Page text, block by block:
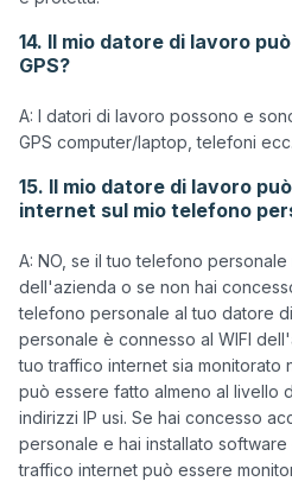
14. Il mio datore di lavoro
GPS?
A: I datori di lavoro possono e
15. Il mio datore di lavoro
internet sul mio telefono
A: NO, se il tuo telefono
dell'azienda o se non hai
telefono personale al tuo datore
personale è connesso al WIFI
tuo traffico internet sia monitorato
può essere fatto almeno al livello
indirizzi IP usi. Se hai concesso
personale e hai installato